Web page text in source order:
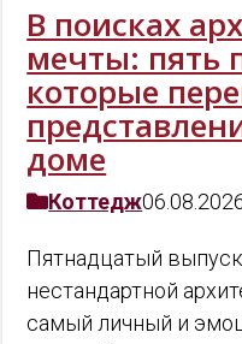
В поисках
мечты: пять
которые
доме
Коттедж
Пятнадцатый
нестандартной
самый личный и